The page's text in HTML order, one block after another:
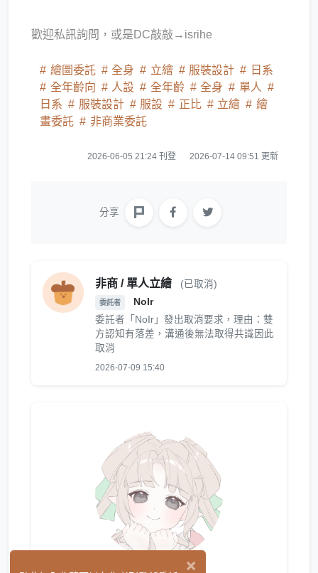
歡迎私訊詢問，或是DC敲敲→isrihe
繪圖委託 全身 立繪 服裝設計
日系
全年齡向
人設 全年齡 全身
單人
日系
服裝設計 服設 正比 立繪
繪
畫委託
非商業委託
2026-06-05 21:24 刊登 2026-07-14 09:51 更新
分享
非商 / 單人立繪 (已取消)
委託者
NoIr
委託者「NoIr」發出取消要求，理由：雙
方認知有落差，溝通後無法取得共識因此
取消
2026-07-09 15:40
×